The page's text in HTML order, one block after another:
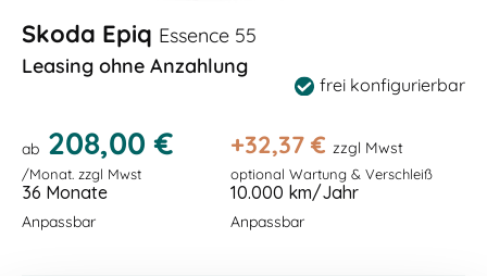
Skoda Epiq Essence 55
Leasing ohne Anzahlung
frei konfigurierbar
ab 208,00 €
/Monat. zzgl Mwst
+32,37€ zzgl Mwst
optional Wartung & Verschleiß
36 Monate
Anpassbar
10.000 km/Jahr
Anpassbar